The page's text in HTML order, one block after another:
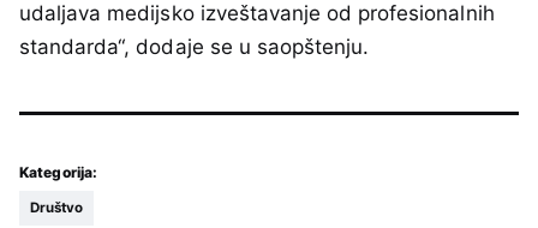
udaljava medijsko izveštavanje od profesionalnih
standarda“, dodaje se u saopštenju.
Kategorija:
Društvo